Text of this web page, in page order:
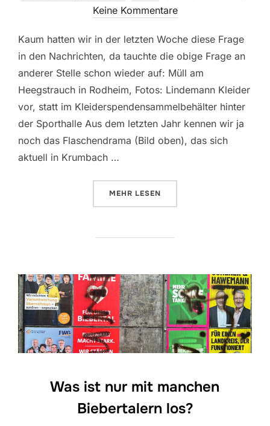
am
Keine Kommentare
Kaum hatten wir in der letzten Woche diese Frage
in den Nachrichten, da tauchte die obige Frage an
anderer Stelle schon wieder auf: Müll am
Heegstrauch in Rodheim, Fotos: Lindemann Kleider
vor, statt im Kleiderspendensammelbehälter hinter
der Sporthalle Aus dem letzten Jahr kennen wir ja
noch das Flaschendrama (Bild oben), das sich
aktuell in Krumbach …
MEHR ÜBER „WAS IST NUR LOS MIT
LESEN
Was ist nur mit manchen
Biebertalern los?